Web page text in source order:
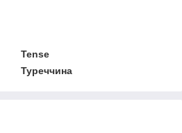
Tense
Туреччина